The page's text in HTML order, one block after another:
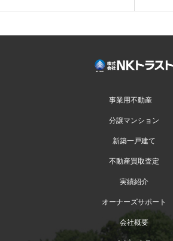
事業用不動産
分譲マンション
新築一戸建て
不動産買取査定
実績紹介
オーナーズサポート
会社概要